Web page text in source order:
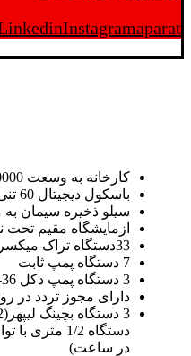
Instagramaparat
کارخانه به وسعت 20000 متر مربع
باسکول دیجیتال 60 تنی استاندارد
سیلو ذخیره سیمان به مقدار
ازمایشگاه مقیم تحت
33دستگاه تراک میکسر
7 دستگاه پمپ ثابت
3 دستگاه پمپ دکل 36-42-52 متری
دارای مجوز تردد در
در ساعت)